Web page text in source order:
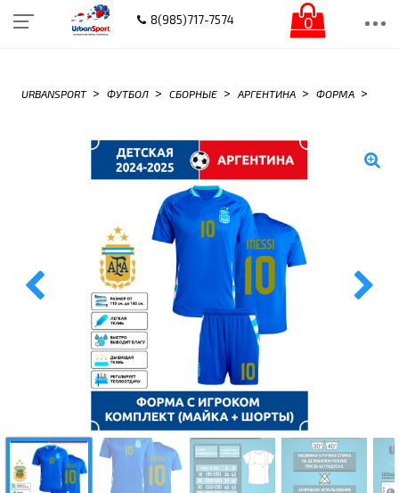
8(985)717-7574 0
URBANSPORT > ФУТБОЛ > СБОРНЫЕ > АРГЕНТИНА > ФОРМА >